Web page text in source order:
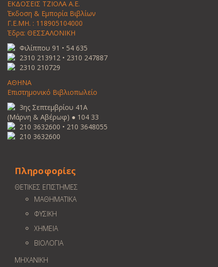
ΕΚΔΟΣΕΙΣ ΤΖΙΟΛΑ Α.Ε.
Έκδοση & Εμπορία Βιβλίων
Γ.Ε.ΜΗ. : 118905104000
Έδρα: ΘΕΣΣΑΛΟΝΙΚΗ
Φιλίππου 91 • 54 635
2310 213912 • 2310 247887
2310 210729
ΑΘΗΝΑ
Επιστημονικό Βιβλιοπωλείο
3ης Σεπτεμβρίου 41Α
(Μάρνη & Αβέρωφ) ● 104 33
210 3632600 • 210 3648055
210 3632600
Πληροφορίες
ΘΕΤΙΚΕΣ ΕΠΙΣΤΗΜΕΣ
ΜΑΘΗΜΑΤΙΚΑ
ΦΥΣΙΚΗ
ΧΗΜΕΙΑ
ΒΙΟΛΟΓΙΑ
ΜΗΧΑΝΙΚΗ